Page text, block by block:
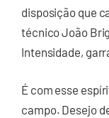
disposição que
técnico João
Intensidade,
É com esse
campo. Desejo